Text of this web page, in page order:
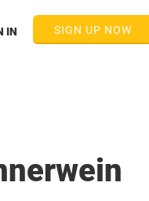
SIGN UP NOW
IN